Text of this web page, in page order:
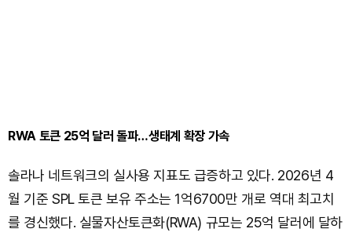
RWA 토큰 25억 달러 돌파…생태계 확장 가속
솔라나 네트워크의 실사용 지표도 급증하고 있다. 2026년 4
월 기준 SPL 토큰 보유 주소는 1억6700만 개로 역대 최고치
를 경신했다. 실물자산토큰화(RWA) 규모는 25억 달러에 달하